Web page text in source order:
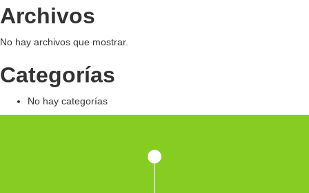
Archivos
No hay archivos que mostrar.
Categorías
No hay categorías